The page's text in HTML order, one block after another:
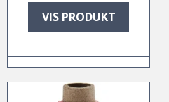
VIS PRODUKT